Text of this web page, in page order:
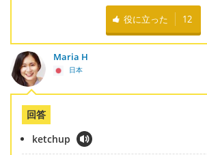
役に立った 12
Maria H
日本
回答
ketchup